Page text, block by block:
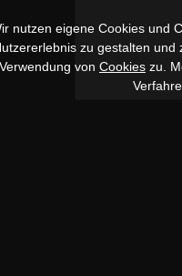
nutzen eigene Cookies und
zu gestalten
Verwendung von Cookies zu.